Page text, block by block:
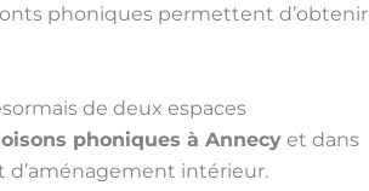
phoniques permettent d’obtenir
de deux espaces
phoniques à Annecy et dans
d’aménagement intérieur.